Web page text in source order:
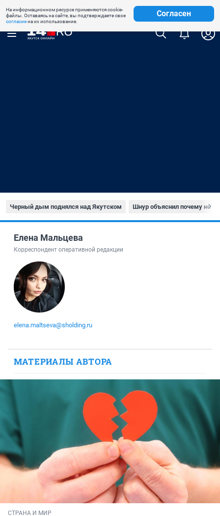
Недвижимость Знакомства Погода Телепрограмма
Черный дым поднялся над Якутском Шнур объяснил почему не
Елена Мальцева
Корреспондент оперативной редакции
elena.maltseva@sholding.ru
МАТЕРИАЛЫ АВТОРА
СТРАНА И МИР
На информационном ресурсе применяются cookie-
файлы. Оставаясь на сайте, вы подтверждаете свое
согласиена их использование.
Согласен